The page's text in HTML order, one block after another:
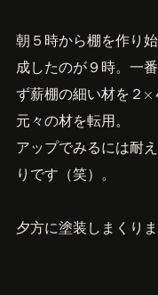
朝５時から棚を作り
成したのが９時。一
ず薪棚の細い材を２
元々の材を転用。
アップでみるには耐
りです（笑）。
夕方に塗装しまくりま